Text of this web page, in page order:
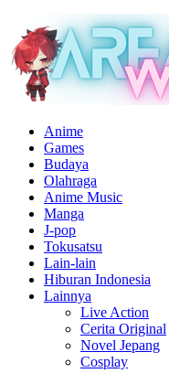
Anime
Games
Budaya
Olahraga
Anime Music
Manga
J-pop
Tokusatsu
Lain-lain
Hiburan Indonesia
Lainnya
Live Action
Cerita Original
Novel Jepang
Cosplay